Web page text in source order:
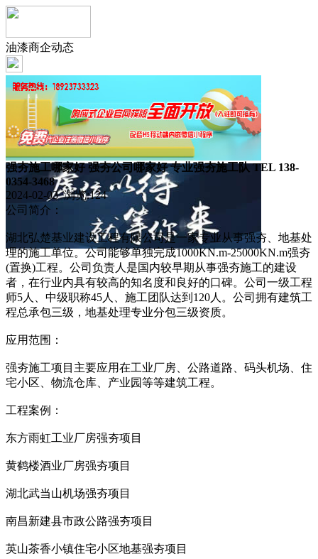
油漆商企动态
强夯施工哪家好 强夯公司哪家好 专业强夯施工队 TEL 138-
0354-3468
2024-02-03 浏览:124
公司简介：
湖北弘楚基业建设工程有限公司是一家专业从事强夯、地基处
理的施工单位。公司能够单独完成1000KN.m-25000KN.m强夯
(置换)工程。公司负责人是国内较早期从事强夯施工的建设
者，在行业内具有较高的知名度和良好的口碑。公司一级工程
师5人、中级职称45人、施工团队达到120人。公司拥有建筑工
程总承包三级，地基处理专业分包三级资质。
应用范围：
强夯施工项目主要应用在工业厂房、公路道路、码头机场、住
宅小区、物流仓库、产业园等等建筑工程。
工程案例：
东方雨虹工业厂房强夯项目
黄鹤楼酒业厂房强夯项目
湖北武当山机场强夯项目
南昌新建县市政公路强夯项目
英山茶香小镇住宅小区地基强夯项目